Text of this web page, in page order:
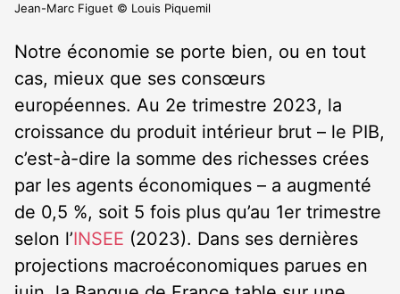
Jean-Marc Figuet © Louis Piquemil
Notre économie se porte bien, ou en tout
cas, mieux que ses consœurs
européennes. Au 2e trimestre 2023, la
croissance du produit intérieur brut – le PIB,
c’est-à-dire la somme des richesses crées
par les agents économiques – a augmenté
de 0,5 %, soit 5 fois plus qu’au 1er trimestre
selon l’INSEE (2023). Dans ses dernières
projections macroéconomiques parues en